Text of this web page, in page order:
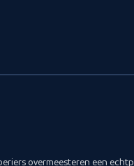
overmeesteren een